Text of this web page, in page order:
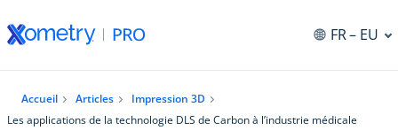
FR– EU
Accueil Articles
Impression 3D
Les applications de la technologie DLS de Carbon à l’industrie médicale